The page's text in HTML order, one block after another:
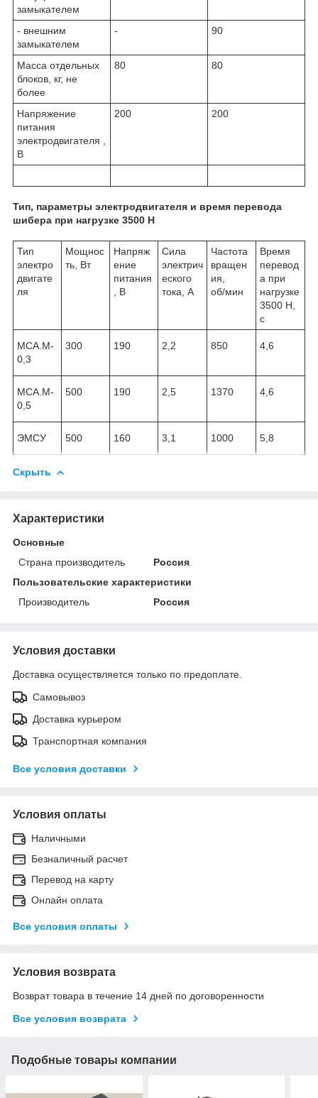
замыкателем
- внешним
замыкателем
- 90
Масса отдельных
блоков, кг, не
более
80 80
Напряжение
питания
электродвигателя ,
В
200 200
Тип, параметры электродвигателя и время перевода
шибера при нагрузке 3500 Н
Тип
электро
двигате
ля
Мощнос
ть, Вт
Напряж
ение
питания
, В
Сила
электрич
еского
тока, А
Частота
вращен
ия,
об/мин
Время
перевод
а при
нагрузке
3500 Н,
с
МСА.М-
0,3
300 190 2,2 850 4,6
МСА.М-
0,5
500 190 2,5 1370 4,6
ЭМСУ 500 160 3,1 1000 5,8
Скрыть
Характеристики
Основные
Страна производитель
Россия
Пользовательские характеристики
Производитель
Россия
Условия доставки
Доставка осуществляется только по предоплате.
Самовывоз
Доставка курьером
Транспортная компания
Все условия доставки
Условия оплаты
Наличными
Безналичный расчет
Перевод на карту
Онлайн оплата
Все условия оплаты
Условия возврата
Возврат товара в течение 14 дней по договоренности
Все условия возврата
Подобные товары компании